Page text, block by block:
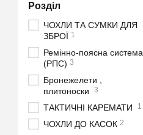
Розділ
ЧОХЛИ ТА СУМКИ ДЛЯ
ЗБРОЇ 1
Ремінно-поясна система
(РПС) 3
Бронежелети ,
плитоноски
3
ТАКТИЧНІ КАРЕМАТИ 1
ЧОХЛИ ДО КАСОК 2